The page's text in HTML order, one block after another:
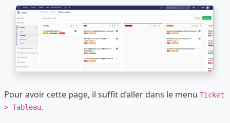
Pour avoir cette page, il suffit d’aller dans le menu Ticket
> Tableau.